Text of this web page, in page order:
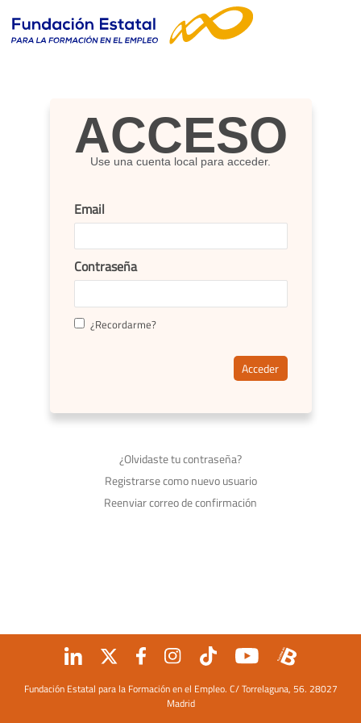
ACCESO
Use una cuenta local para acceder.
Email
Contraseña
¿Recordarme?
Acceder
¿Olvidaste tu contraseña?
Registrarse como nuevo usuario
Reenviar correo de confirmación
Fundación Estatal para la Formación en el Empleo. C/ Torrelaguna, 56. 28027
Madrid